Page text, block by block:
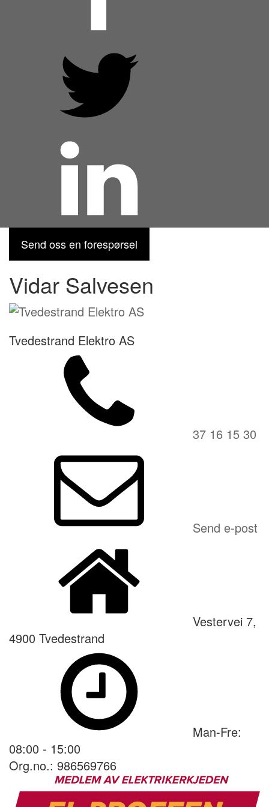
Send oss en forespørsel
Vidar Salvesen
Tvedestrand Elektro AS
37 16 15 30
Send e-post
Vestervei 7,
4900 Tvedestrand
Man-Fre:
08:00 - 15:00
Org.no.: 986569766